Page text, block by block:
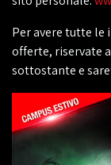
Per avere tutte le
offerte, riservate
sottostante e